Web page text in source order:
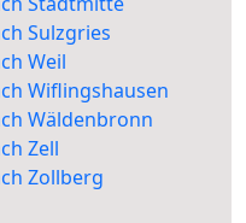
Sulzgries
Weil
Wiflingshausen
Wäldenbronn
Zell
Zollberg